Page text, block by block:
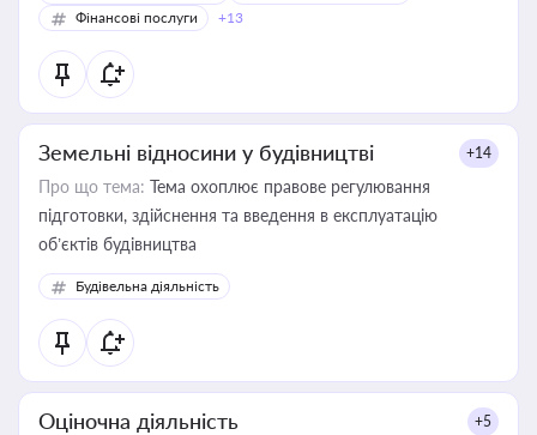
Фінансові послуги +13
Земельні відносини у будівництві +14
Про що тема: Тема охоплює правове регулювання
підготовки, здійснення та введення в експлуатацію
об’єктів будівництва
Будівельна діяльність
Оціночна діяльність +5